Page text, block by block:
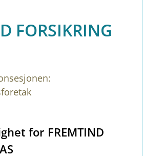
FORSIKRING
(no)
for FREMTIND